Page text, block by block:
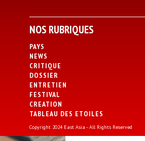
NOS RUBRIQUES
PAYS
NEWS
CRITIQUE
DOSSIER
ENTRETIEN
FESTIVAL
CREATION
TABLEAU DES ETOILES
Copyright 2024 East Asia - All Rights Reserved